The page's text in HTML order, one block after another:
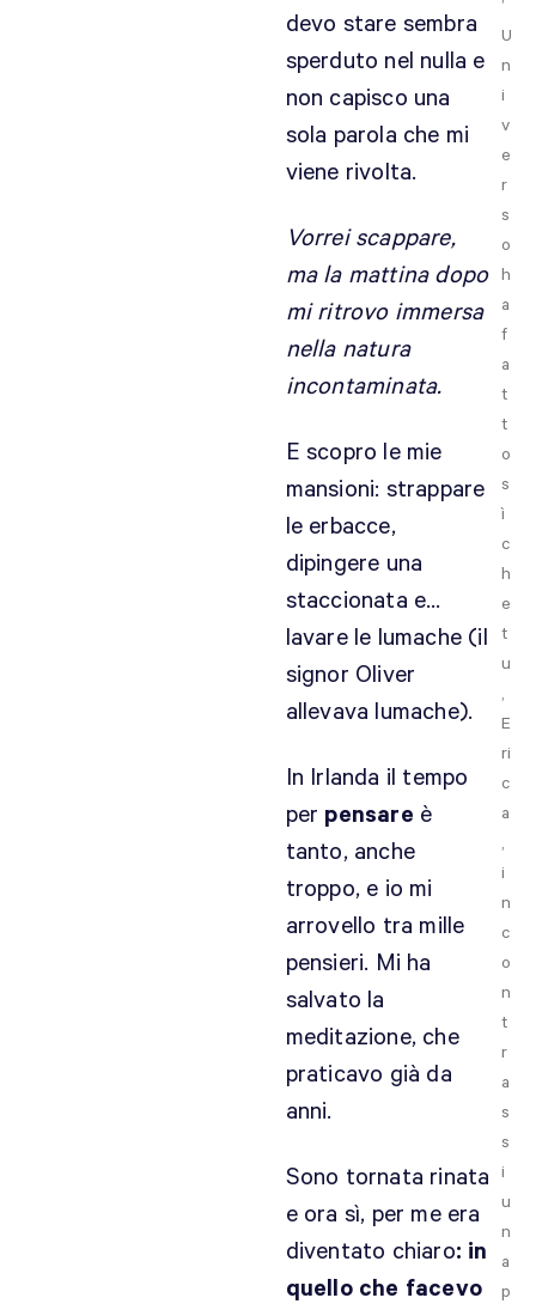
devo stare sembra
sperduto nel nulla e
non capisco una
sola parola che mi
viene rivolta.
Vorrei scappare,
ma la mattina dopo
mi ritrovo immersa
nella natura
incontaminata.
E scopro le mie
mansioni: strappare
le erbacce,
dipingere una
staccionata e…
lavare le lumache (il
signor Oliver
allevava lumache).
In Irlanda il tempo
per pensare è
tanto, anche
troppo, e io mi
arrovello tra mille
pensieri. Mi ha
salvato la
meditazione, che
praticavo già da
anni.
Sono tornata rinata
e ora sì, per me era
diventato chiaro: in
quello che facevo
’
U
n
i
v
e
r
s
o
h
a
f
a
t
t
o
s
ì
c
h
e
t
u
,
E
ri
c
a
,
i
n
c
o
n
t
r
a
s
s
i
u
n
a
p